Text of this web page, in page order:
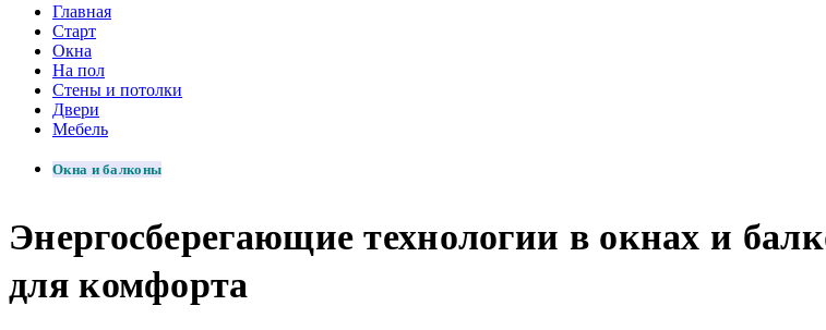
Главная
Старт
Окна
На пол
Стены и потолки
Двери
Мебель
Окна и балконы
Энергосберегающие технологии в окнах и
для комфорта